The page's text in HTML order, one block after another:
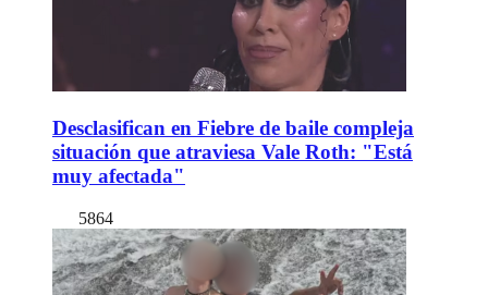
Desclasifican en Fiebre de baile compleja
situación que atraviesa Vale Roth: "Está
muy afectada"
5864